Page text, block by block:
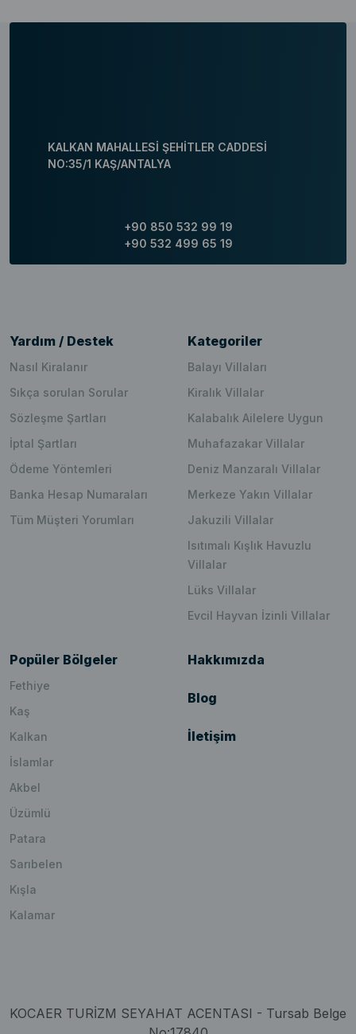
KALKAN MAHALLESİ ŞEHİTLER CADDESİ
NO:35/1 KAŞ/ANTALYA
+90 850 532 99 19
+90 532 499 65 19
Yardım / Destek
Nasıl Kiralanır
Sıkça sorulan Sorular
Sözleşme Şartları
İptal Şartları
Ödeme Yöntemleri
Banka Hesap Numaraları
Tüm Müşteri Yorumları
Kategoriler
Balayı Villaları
Kiralık Villalar
Kalabalık Ailelere Uygun
Muhafazakar Villalar
Deniz Manzaralı Villalar
Merkeze Yakın Villalar
Jakuzili Villalar
Isıtımalı Kışlık Havuzlu
Villalar
Lüks Villalar
Evcil Hayvan İzinli Villalar
Popüler Bölgeler
Fethiye
Kaş
Kalkan
İslamlar
Akbel
Üzümlü
Patara
Sarıbelen
Kışla
Kalamar
Hakkımızda
Blog
İletişim
KOCAER TURİZM SEYAHAT ACENTASI - Tursab Belge